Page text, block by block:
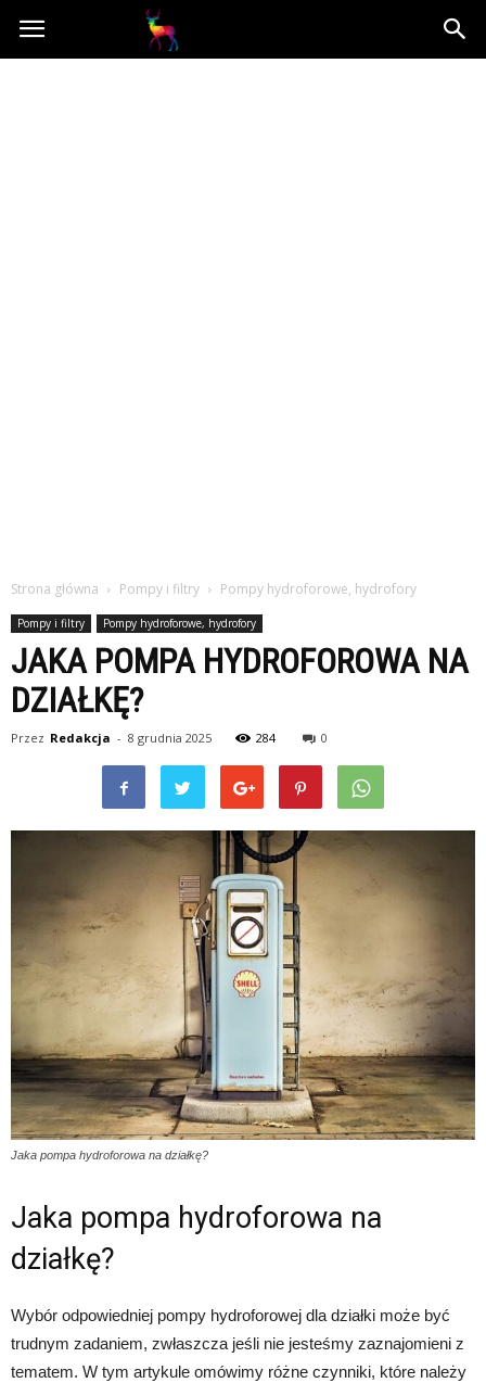
Mooseart.pl
Strona główna Pompy i filtry Pompy hydroforowe, hydrofory
Pompy i filtry Pompy hydroforowe, hydrofory
JAKA POMPA HYDROFOROWA NA
DZIAŁKĘ?
Przez Redakcja - 8 grudnia 2025 284 0
Jaka pompa hydroforowa na działkę?
Jaka pompa hydroforowa na
działkę?
Wybór odpowiedniej pompy hydroforowej dla działki może być
trudnym zadaniem, zwłaszcza jeśli nie jesteśmy zaznajomieni z
tematem. W tym artykule omówimy różne czynniki, które należy